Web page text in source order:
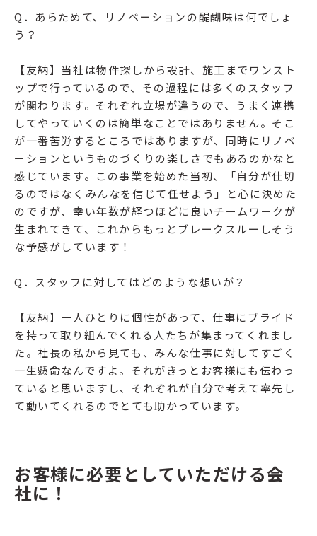
Q．あらためて、リノベーションの醍醐味は何でしょ
う？
【友納】当社は物件探しから設計、施工までワンスト
ップで行っているので、その過程には多くのスタッフ
が関わります。それぞれ立場が違うので、うまく連携
してやっていくのは簡単なことではありません。そこ
が一番苦労するところではありますが、同時にリノベ
ーションというものづくりの楽しさでもあるのかなと
感じています。この事業を始めた当初、「自分が仕切
るのではなくみんなを信じて任せよう」と心に決めた
のですが、幸い年数が経つほどに良いチームワークが
生まれてきて、これからもっとブレークスルーしそう
な予感がしています！
Q．スタッフに対してはどのような想いが？
【友納】一人ひとりに個性があって、仕事にプライド
を持って取り組んでくれる人たちが集まってくれまし
た。社長の私から見ても、みんな仕事に対してすごく
一生懸命なんですよ。それがきっとお客様にも伝わっ
ていると思いますし、それぞれが自分で考えて率先し
て動いてくれるのでとても助かっています。
お客様に必要としていただける会
社に！